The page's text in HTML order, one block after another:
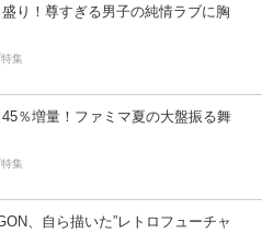
り！尊すぎる男子の純情ラブに胸
集
％増量！ファミマ夏の大盤振る舞
集
、自ら描いた”レトロフューチャ